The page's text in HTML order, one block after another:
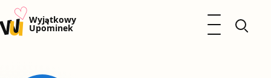
u♡Wyjątkowy
Upominek
Otwórz menu